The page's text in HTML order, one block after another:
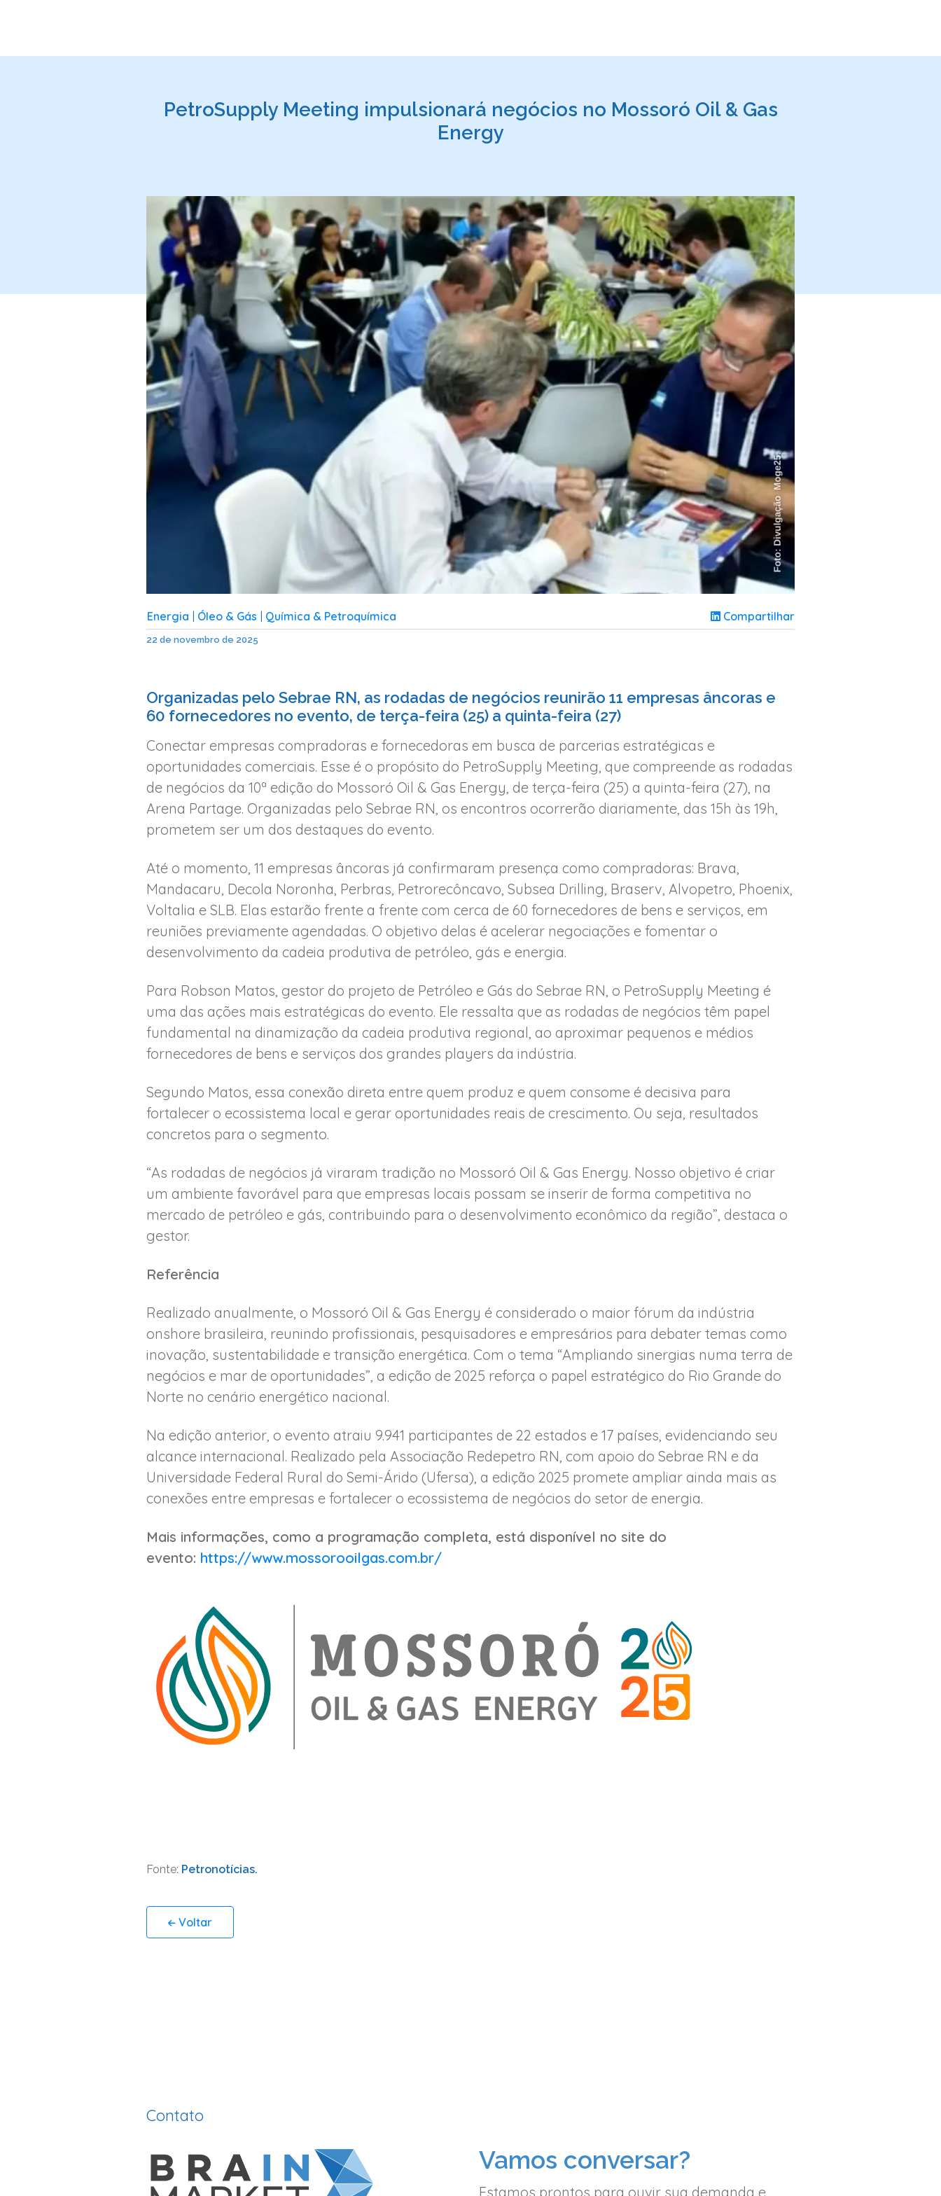
PetroSupply Meeting impulsionará negócios no Mossoró Oil & Gas
Energy
Energia Óleo & Gás Química & Petroquímica Compartilhar
22 de novembro de 2025
Organizadas pelo Sebrae RN, as rodadas de negócios reunirão 11 empresas âncoras e
60 fornecedores no evento, de terça-feira (25) a quinta-feira (27)
Conectar empresas compradoras e fornecedoras em busca de parcerias estratégicas e
oportunidades comerciais. Esse é o propósito do PetroSupply Meeting, que compreende as rodadas
de negócios da 10ª edição do Mossoró Oil & Gas Energy, de terça-feira (25) a quinta-feira (27), na
Arena Partage. Organizadas pelo Sebrae RN, os encontros ocorrerão diariamente, das 15h às 19h,
prometem ser um dos destaques do evento.
Até o momento, 11 empresas âncoras já confirmaram presença como compradoras: Brava,
Mandacaru, Decola Noronha, Perbras, Petrorecôncavo, Subsea Drilling, Braserv, Alvopetro, Phoenix,
Voltalia e SLB. Elas estarão frente a frente com cerca de 60 fornecedores de bens e serviços, em
reuniões previamente agendadas. O objetivo delas é acelerar negociações e fomentar o
desenvolvimento da cadeia produtiva de petróleo, gás e energia.
Para Robson Matos, gestor do projeto de Petróleo e Gás do Sebrae RN, o PetroSupply Meeting é
uma das ações mais estratégicas do evento. Ele ressalta que as rodadas de negócios têm papel
fundamental na dinamização da cadeia produtiva regional, ao aproximar pequenos e médios
fornecedores de bens e serviços dos grandes players da indústria.
Segundo Matos, essa conexão direta entre quem produz e quem consome é decisiva para
fortalecer o ecossistema local e gerar oportunidades reais de crescimento. Ou seja, resultados
concretos para o segmento.
“As rodadas de negócios já viraram tradição no Mossoró Oil & Gas Energy. Nosso objetivo é criar
um ambiente favorável para que empresas locais possam se inserir de forma competitiva no
mercado de petróleo e gás, contribuindo para o desenvolvimento econômico da região”, destaca o
gestor.
Referência
Realizado anualmente, o Mossoró Oil & Gas Energy é considerado o maior fórum da indústria
onshore brasileira, reunindo profissionais, pesquisadores e empresários para debater temas como
inovação, sustentabilidade e transição energética. Com o tema “Ampliando sinergias numa terra de
negócios e mar de oportunidades”, a edição de 2025 reforça o papel estratégico do Rio Grande do
Norte no cenário energético nacional.
Na edição anterior, o evento atraiu 9.941 participantes de 22 estados e 17 países, evidenciando seu
alcance internacional. Realizado pela Associação Redepetro RN, com apoio do Sebrae RN e da
Universidade Federal Rural do Semi-Árido (Ufersa), a edição 2025 promete ampliar ainda mais as
conexões entre empresas e fortalecer o ecossistema de negócios do setor de energia.
Mais informações, como a programação completa, está disponível no site do
evento: https://www.mossorooilgas.com.br/
Fonte: Petronotícias.
Voltar
Contato
Vamos conversar?
Estamos prontos para ouvir sua demanda e